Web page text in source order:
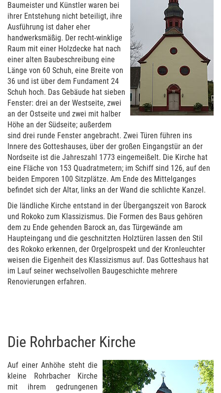
Baumeister und Künstler waren bei
ihrer Entstehung nicht beteiligt, ihre
Ausführung ist daher eher
handwerksmäßig. Der recht-winklige
Raum mit einer Holzdecke hat nach
einer alten Baubeschreibung eine
Länge von 60 Schuh, eine Breite von
36 und ist über dem Fundament 24
Schuh hoch. Das Gebäude hat sieben
Fenster: drei an der Westseite, zwei
an der Ostseite und zwei mit halber
Höhe an der Südseite; außerdem
sind drei runde Fenster angebracht. Zwei Türen führen ins
Innere des Gotteshauses, über der großen Eingangstür an der
Nordseite ist die Jahreszahl 1773 eingemeißelt. Die Kirche hat
eine Fläche von 153 Quadratmetern; im Schiff sind 126, auf den
beiden Emporen 100 Sitzplätze. Am Ende des Mittelganges
befindet sich der Altar, links an der Wand die schlichte Kanzel.
Die ländliche Kirche entstand in der Übergangszeit von Barock
und Rokoko zum Klassizismus. Die Formen des Baus gehören
dem zu Ende gehenden Barock an, das Türgewände am
Haupteingang und die geschnitzten Holztüren lassen den Stil
des Rokoko erkennen, der Orgelprospekt und der Kronleuchter
weisen die Eigenheit des Klassizismus auf. Das Gotteshaus hat
im Lauf seiner wechselvollen Baugeschichte mehrere
Renovierungen erfahren.
Die Rohrbacher Kirche
Auf einer Anhöhe steht die
kleine Rohrbacher Kirche
mit ihrem gedrungenen